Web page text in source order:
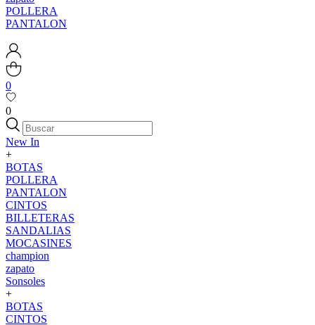
POLLERA
PANTALON
0
0
New In
+
BOTAS
POLLERA
PANTALON
CINTOS
BILLETERAS
SANDALIAS
MOCASINES
champion
zapato
Sonsoles
+
BOTAS
CINTOS